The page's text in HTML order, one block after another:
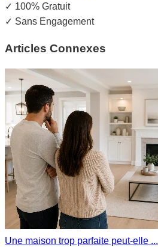
✓ 100% Gratuit
✓ Sans Engagement
Articles Connexes
Une maison trop parfaite peut-elle ...